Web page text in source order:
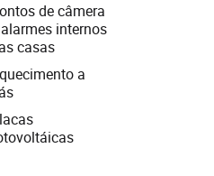
de câmera
internos
casas
a